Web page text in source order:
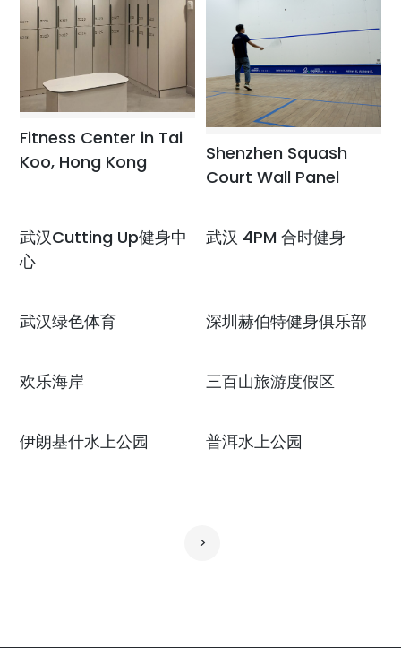
Fitness Center in Tai
Koo, Hong Kong
Shenzhen Squash
Court Wall Panel
武汉Cutting Up健身中
心
武汉 4PM 合时健身
武汉绿色体育 深圳赫伯特健身俱乐部
欢乐海岸 三百山旅游度假区
伊朗基什水上公园 普洱水上公园
>